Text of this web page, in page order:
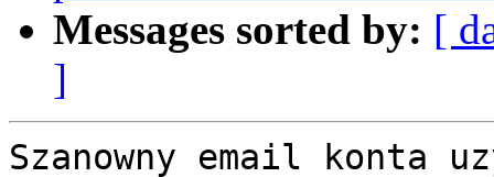
Messages sorted by: [
]
Szanowny email konta